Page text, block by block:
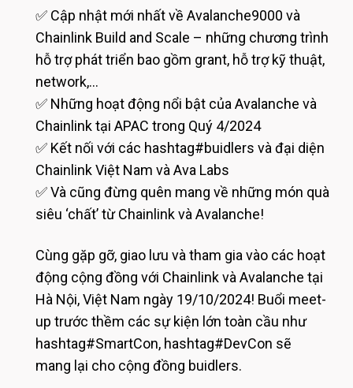
✅ Cập nhật mới nhất về Avalanche9000 và
Chainlink Build and Scale – những chương trình
hỗ trợ phát triển bao gồm grant, hỗ trợ kỹ thuật,
network,…
✅ Những hoạt động nổi bật của Avalanche và
Chainlink tại APAC trong Quý 4/2024
✅ Kết nối với các hashtag#buidlers và đại diện
Chainlink Việt Nam và Ava Labs
✅ Và cũng đừng quên mang về những món quà
siêu ‘chất’ từ Chainlink và Avalanche!
Cùng gặp gỡ, giao lưu và tham gia vào các hoạt
động cộng đồng với Chainlink và Avalanche tại
Hà Nội, Việt Nam ngày 19/10/2024! Buổi meet-
up trước thềm các sự kiện lớn toàn cầu như
hashtag#SmartCon, hashtag#DevCon sẽ
mang lại cho cộng đồng buidlers.